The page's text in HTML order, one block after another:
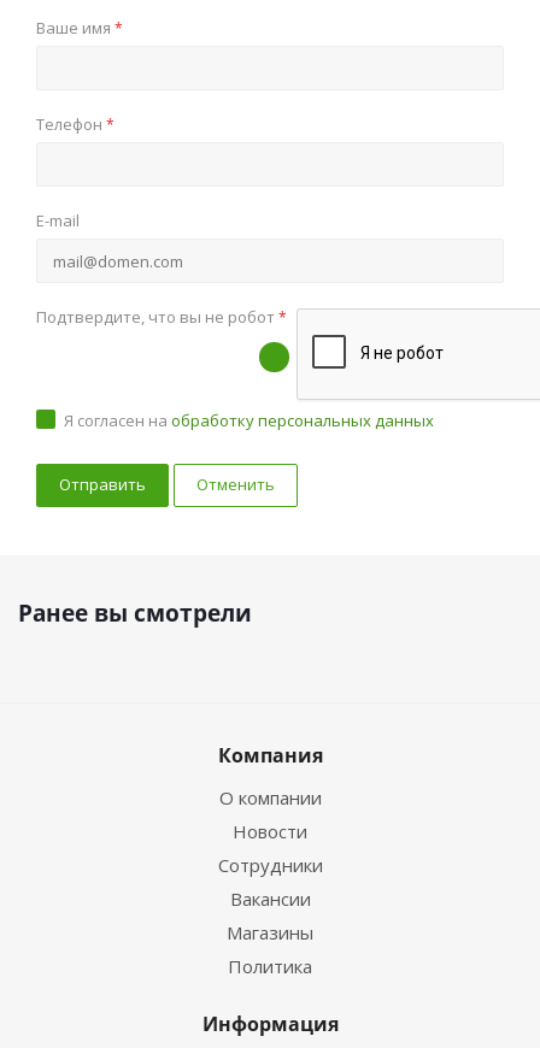
Ваше имя *
Телефон *
E-mail
Подтвердите, что вы не робот*
Я согласен на обработку персональных данных
Отменить
Ранее вы смотрели
Компания
О компании
Новости
Сотрудники
Вакансии
Магазины
Политика
Информация